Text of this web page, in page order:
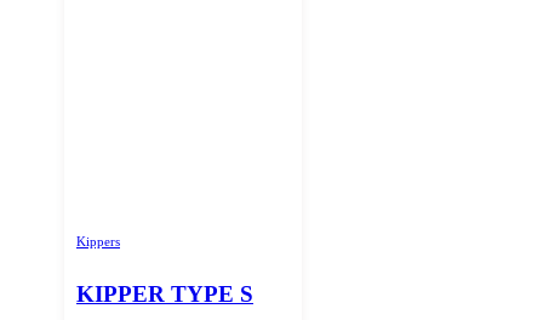
Kippers
KIPPER TYPE S